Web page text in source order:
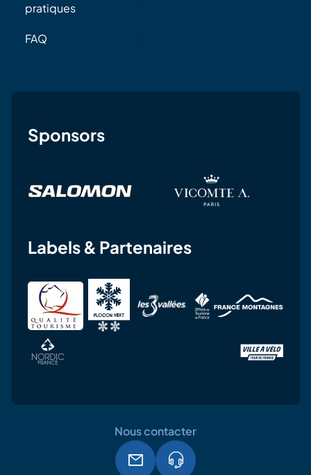
pratiques
FAQ
Sponsors
Labels & Partenaires
Nous contacter